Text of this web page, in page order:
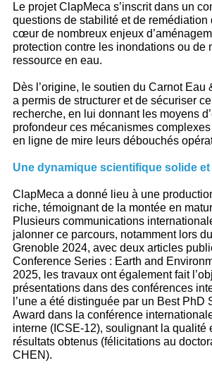
Le projet ClapMeca s’inscrit dans un
questions de stabilité et de remédiation
cœur de nombreux enjeux
protection contre les inondations ou de
ressource en eau.
Dès l’origine, le soutien du Carnot Eau
a permis de structurer et de sécuriser
recherche, en lui donnant les moyens
profondeur ces mécanismes
en ligne de mire leurs débouchés
Une dynamique scientifique solide
ClapMeca a donné lieu à une
riche, témoignant de la montée en
Plusieurs communications
jalonner ce parcours, notamment lors
Grenoble 2024, avec deux articles
Conference Series : Earth and
2025, les travaux ont également fait
présentations dans des conférences
l’une a été distinguée par un Best PhD
Award dans la conférence
interne (ICSE-12), soulignant la qualité
résultats obtenus (félicitations au
CHEN).